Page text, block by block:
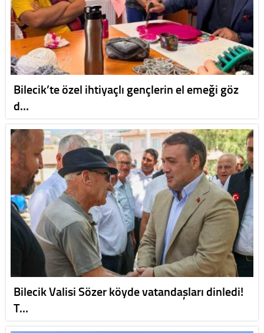
Bilecik’te özel ihtiyaçlı gençlerin el emeği göz
d…
Bilecik Valisi Sözer köyde vatandaşları dinledi!
T…